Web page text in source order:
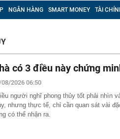
showbiz ly thân gấp sau 15 ngày cưới
người tắm biển Nha Trang
Nam Định khiến Việt kiều Mỹ đổ gục
cưới luôn
Messi qua đời ở tuổi 68
những người thường xuyên bật điều hoà
hàng bán lẻ: HSBC rút khỏi 2 thị trường
Chartered chuyển nhượng danh
Bank
NGÂN HÀNG SMART MONEY TÀI
có 3 điều này chứng
2026 06:50
người nghĩ phong thủy tốt phải nhìn
nhưng thực tế, chỉ cần quan sát vài
có thể nhận ra.